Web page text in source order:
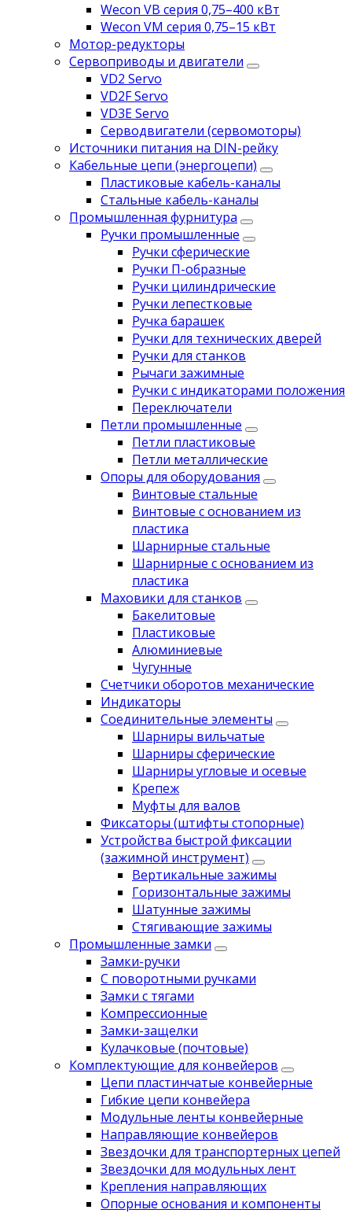
Wecon VB серия 0,75–400 кВт
Wecon VM серия 0,75–15 кВт
Мотор-редукторы
Сервоприводы и двигатели
VD2 Servo
VD2F Servo
VD3E Servo
Серводвигатели (сервомоторы)
Источники питания на DIN-рейку
Кабельные цепи (энергоцепи)
Пластиковые кабель-каналы
Стальные кабель-каналы
Промышленная фурнитура
Ручки промышленные
Ручки сферические
Ручки П-образные
Ручки цилиндрические
Ручки лепестковые
Ручка барашек
Ручки для технических дверей
Ручки для станков
Рычаги зажимные
Ручки с индикаторами положения
Переключатели
Петли промышленные
Петли пластиковые
Петли металлические
Опоры для оборудования
Винтовые стальные
Винтовые с основанием из
пластика
Шарнирные стальные
Шарнирные с основанием из
пластика
Маховики для станков
Бакелитовые
Пластиковые
Алюминиевые
Чугунные
Счетчики оборотов механические
Индикаторы
Соединительные элементы
Шарниры вильчатые
Шарниры сферические
Шарниры угловые и осевые
Крепеж
Муфты для валов
Фиксаторы (штифты стопорные)
Устройства быстрой фиксации
(зажимной инструмент)
Вертикальные зажимы
Горизонтальные зажимы
Шатунные зажимы
Стягивающие зажимы
Промышленные замки
Замки-ручки
С поворотными ручками
Замки с тягами
Компрессионные
Замки-защелки
Кулачковые (почтовые)
Комплектующие для конвейеров
Цепи пластинчатые конвейерные
Гибкие цепи конвейера
Модульные ленты конвейерные
Направляющие конвейеров
Звездочки для транспортерных цепей
Звездочки для модульных лент
Крепления направляющих
Опорные основания и компоненты